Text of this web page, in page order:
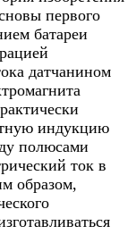
первого
батареи
датчанином
индукцию
полюсами
ток в
образом,